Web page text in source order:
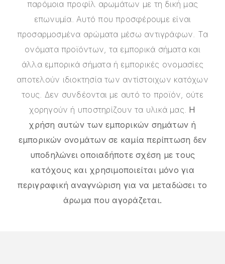
παρόμοια προφίλ αρωμάτων με τη δική μας
επωνυμία. Αυτό που προσφέρουμε είναι
προσαρμοσμένα αρώματα μέσω αντιγράφων. Τα
ονόματα προϊόντων, τα εμπορικά σήματα και
άλλα εμπορικά σήματα ή εμπορικές ονομασίες
αποτελούν ιδιοκτησία των αντίστοιχων κατόχων
τους. Δεν συνδέονται με αυτό το προϊόν, ούτε
χορηγούν ή υποστηρίζουν τα υλικά μας. Η
χρήση αυτών των εμπορικών σημάτων ή
εμπορικών ονομάτων σε καμία περίπτωση δεν
υποδηλώνει οποιαδήποτε σχέση με τους
κατόχους και χρησιμοποιείται μόνο για
περιγραφική αναγνώριση για να μεταδώσει το
άρωμα που αγοράζεται.